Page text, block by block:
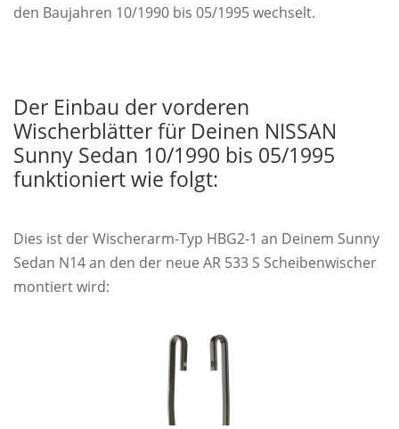
den Baujahren 10/1990 bis 05/1995 wechselt.
Der Einbau der vorderen
Wischerblätter für Deinen NISSAN
Sunny Sedan 10/1990 bis 05/1995
funktioniert wie folgt:
Dies ist der Wischerarm-Typ HBG2-1 an Deinem Sunny
Sedan N14 an den der neue AR 533 S Scheibenwischer
montiert wird: